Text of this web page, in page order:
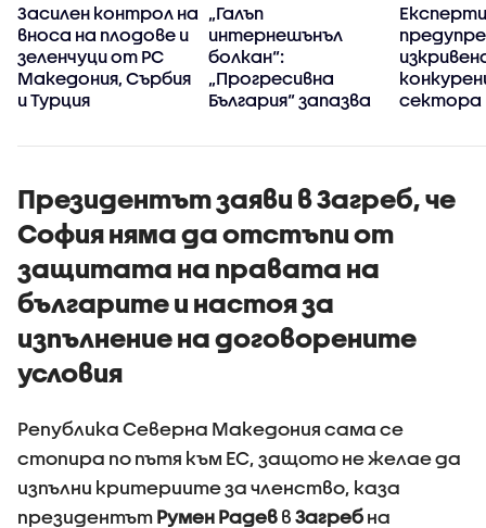
Засилен контрол на
вноса на плодове и
зеленчуци от РС
Македония, Сърбия
и Турция
„Галъп
интернешънъл
болкан“:
„Прогресивна
България“ запазва
доверие през
управление
Експерти
сектора
Президентът заяви в Загреб, че
София няма да отстъпи от
защитата на правата на
българите и настоя за
изпълнение на договорените
условия
Република Северна Македония сама се
стопира по пътя към ЕС, защото не желае да
изпълни критериите за членство, каза
президентът Румен Радев в Загреб на